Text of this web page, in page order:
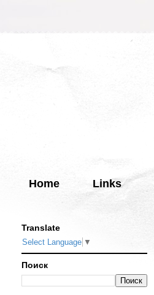
Home Links
Translate
Select Language ▼
Поиск